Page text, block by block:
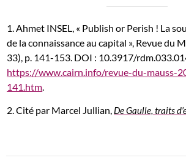
1. Ahmet INSEL, « Publish or Perish ! La
de la connaissance au capital », Revue du
33), p. 141-153. DOI : 10.3917/
https://www.cairn.info/revue-du-mauss-
141.htm.
2. Cité par Marcel Jullian, De Gaulle, traits